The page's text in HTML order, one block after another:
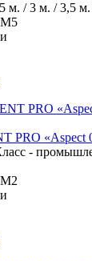
м. / 3 м. / 3,5
PRO «Aspect
-